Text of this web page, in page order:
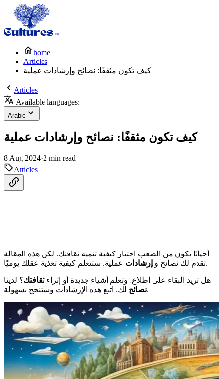
home
Articles
كيف تكون مثقفًا: نصائح وإرشادات عملية
Articles
Available languages:
Arabic
كيف تكون مثقفًا: نصائح وإرشادات عملية
8 Aug 2024·2 min read
Articles
أحيانًا يكون من الصعب اختيار كيفية تنمية ثقافتك. لكن هذه المقالة
تقدم لك نصائح و إرشادات عملية. ستتعلم كيفية تغذية عقلك يوميًا.
هل تريد البقاء على اطلاع، وتعلم أشياء جديدة أو إثراءثقافتك؟ لدينا
نصائحلك. اتبع هذه الإرشادات وستنجح بسهولة.